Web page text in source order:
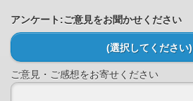
アンケート:ご意見をお聞かせください
(選択してください)
ご意見・ご感想をお寄せください